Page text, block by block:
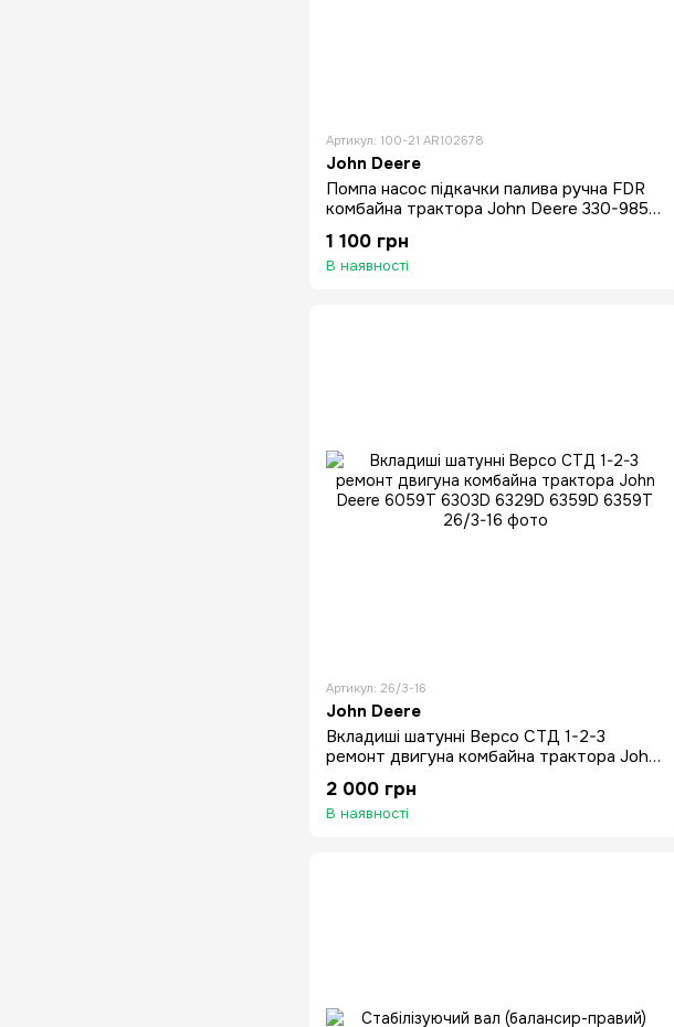
Артикул: 100-21 AR102678
John Deere
Помпа насос підкачки палива ручна FDR
комбайна трактора John Deere 330-985
1 100 грн
В наявності
Артикул: 26/3-16
John Deere
Вкладиші шатунні Bepco СТД 1-2-3
ремонт двигуна комбайна трактора John
2 000 грн
В наявності